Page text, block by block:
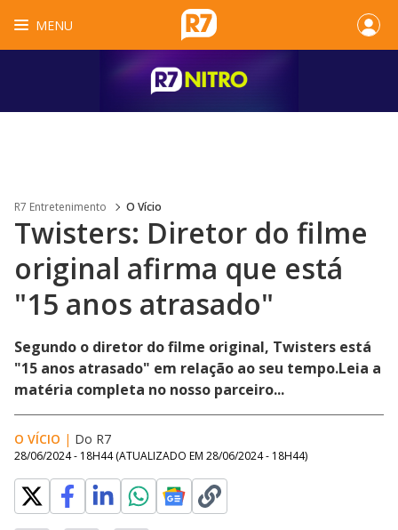
MENU
R7 Entretenimento O Vício
Twisters: Diretor do filme
original afirma que está
"15 anos atrasado"
Segundo o diretor do filme original, Twisters está
"15 anos atrasado" em relação ao seu tempo.Leia a
matéria completa no nosso parceiro...
O VÍCIO | Do R7
28/06/2024 - 18H44 (ATUALIZADO EM 28/06/2024 - 18H44)